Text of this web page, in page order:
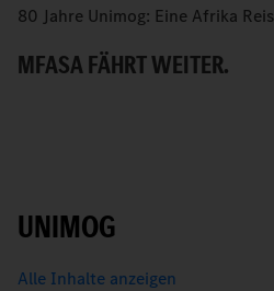
80 Jahre Unimog: Eine Afrika
MFASA FÄHRT WEITER.
UNIMOG
Alle Inhalte anzeigen